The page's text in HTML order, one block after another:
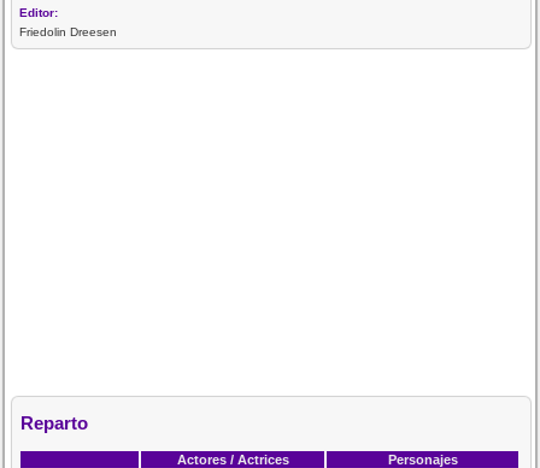
Editor:
Friedolin Dreesen
Reparto
Actores / Actrices Personajes